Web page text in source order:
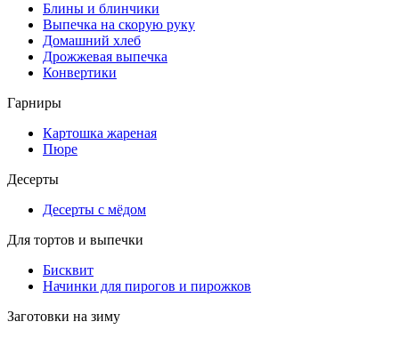
Блины и блинчики
Выпечка на скорую руку
Домашний хлеб
Дрожжевая выпечка
Конвертики
Гарниры
Картошка жареная
Пюре
Десерты
Десерты с мёдом
Для тортов и выпечки
Бисквит
Начинки для пирогов и пирожков
Заготовки на зиму